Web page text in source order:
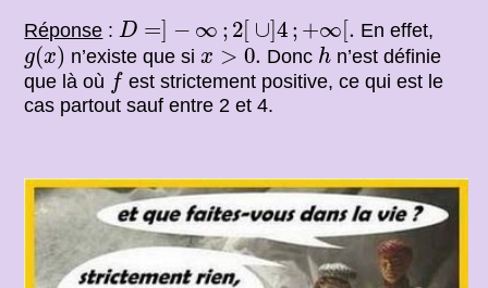
Réponse : D =] − ∞ ; 2[
D= − ∪]4 ; +∞[.
∪] 4 +∞
En effet,
g(x)
g(x) n’existe que six > 0.
x >0. Donc h
h n’est définie
que là où f
f est strictement positive, ce qui est le
cas partout sauf entre 2 et 4.